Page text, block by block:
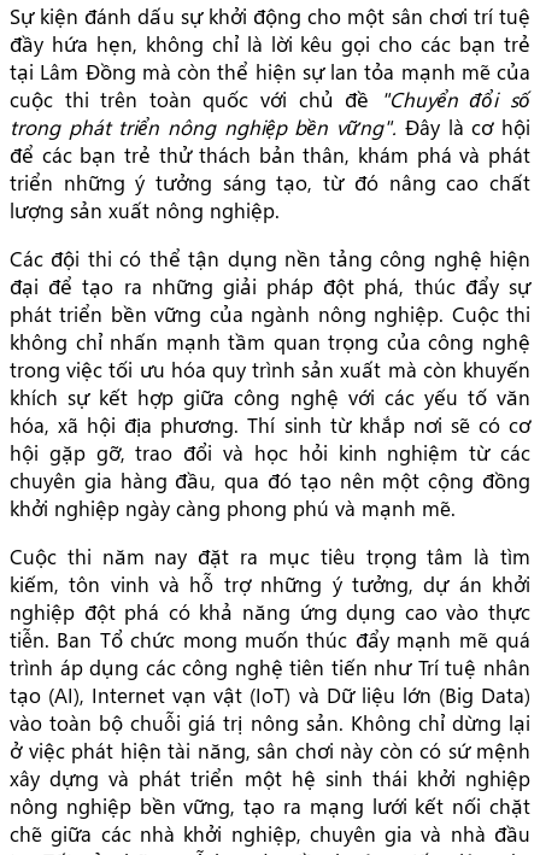
Sự kiện đánh dấu sự khởi động cho một sân chơi trí tuệ
đầy hứa hẹn, không chỉ là lời kêu gọi cho các bạn trẻ
tại Lâm Đồng mà còn thể hiện sự lan tỏa mạnh mẽ của
cuộc thi trên toàn quốc với chủ đề
"Chuyển đổi số
trong phát triển nông nghiệp bền vững". Đây là cơ hội
để các bạn trẻ thử thách bản thân, khám phá và phát
triển những ý tưởng sáng tạo, từ đó nâng cao chất
lượng sản xuất nông nghiệp.
Các đội thi có thể tận dụng nền tảng công nghệ hiện
đại để tạo ra những giải pháp đột phá, thúc đẩy sự
phát triển bền vững của ngành nông nghiệp. Cuộc thi
không chỉ nhấn mạnh tầm quan trọng của công nghệ
trong việc tối ưu hóa quy trình sản xuất mà còn khuyến
khích sự kết hợp giữa công nghệ với các yếu tố văn
hóa, xã hội địa phương. Thí sinh từ khắp nơi sẽ có cơ
hội gặp gỡ, trao đổi và học hỏi kinh nghiệm từ các
chuyên gia hàng đầu, qua đó tạo nên một cộng đồng
khởi nghiệp ngày càng phong phú và mạnh mẽ.
Cuộc thi năm nay đặt ra mục tiêu trọng tâm là tìm
kiếm, tôn vinh và hỗ trợ những ý tưởng, dự án khởi
nghiệp đột phá có khả năng ứng dụng cao vào thực
tiễn. Ban Tổ chức mong muốn thúc đẩy mạnh mẽ quá
trình áp dụng các công nghệ tiên tiến như Trí tuệ nhân
tạo (AI), Internet vạn vật (IoT) và Dữ liệu lớn (Big Data)
vào toàn bộ chuỗi giá trị nông sản. Không chỉ dừng lại
ở việc phát hiện tài năng, sân chơi này còn có sứ mệnh
xây dựng và phát triển một hệ sinh thái khởi nghiệp
nông nghiệp bền vững, tạo ra mạng lưới kết nối chặt
chẽ giữa các nhà khởi nghiệp, chuyên gia và nhà đầu